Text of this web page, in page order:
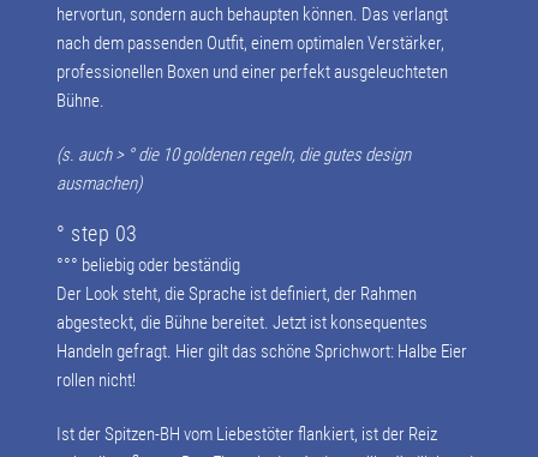
hervortun, sondern auch behaupten können. Das verlangt
nach dem passenden Outfit, einem optimalen Verstärker,
professionellen Boxen und einer perfekt ausgeleuchteten
Bühne.
(s. auch > °die 10 goldenen regeln, die gutes design
ausmachen)
° step 03
°°° beliebig oder beständig
Der Look steht, die Sprache ist definiert, der Rahmen
abgesteckt, die Bühne bereitet. Jetzt ist konsequentes
Handeln gefragt. Hier gilt das schöne Sprichwort: Halbe Eier
rollen nicht!
Ist der Spitzen-BH vom Liebestöter flankiert, ist der Reiz